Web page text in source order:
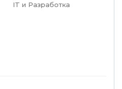
IT и Разработка